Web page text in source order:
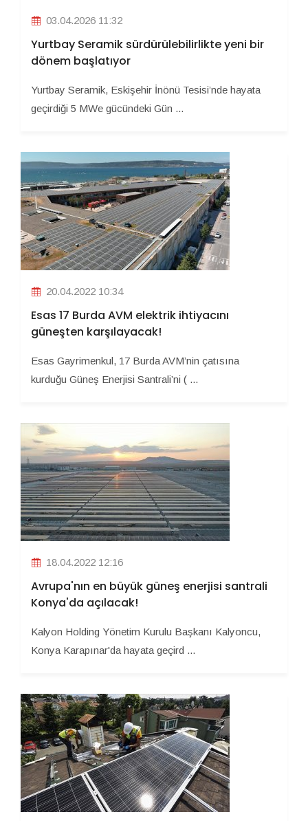
03.04.2026 11:32
Yurtbay Seramik sürdürülebilirlikte yeni bir
dönem başlatıyor
Yurtbay Seramik, Eskişehir İnönü Tesisi’nde hayata
geçirdiği 5 MWe gücündeki Gün ...
20.04.2022 10:34
Esas 17 Burda AVM elektrik ihtiyacını
güneşten karşılayacak!
Esas Gayrimenkul, 17 Burda AVM’nin çatısına
kurduğu Güneş Enerjisi Santrali’ni ( ...
18.04.2022 12:16
Avrupa'nın en büyük güneş enerjisi santrali
Konya'da açılacak!
Kalyon Holding Yönetim Kurulu Başkanı Kalyoncu,
Konya Karapınar'da hayata geçird ...